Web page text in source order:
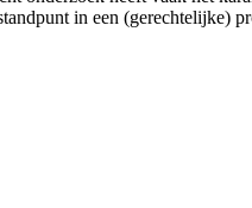
in een (gerechtelijke)